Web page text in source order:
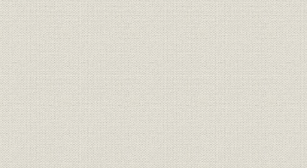
第7節 拡張と近代化を目指して蒲田へ移転決意
第8節 諸制度の充実
第9節 和田社長の社会的活動
第3章 戦時生産への対応(昭和5~昭和20年8月)
第1節 昭和時代(初期~太平洋戦争)と我が国の経済と産業の状況
第2節 本社工場蒲田へ移転